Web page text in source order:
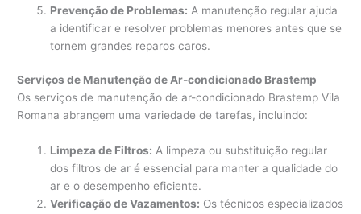
Prevenção de Problemas: A manutenção regular ajuda
a identificar e resolver problemas menores antes que se
tornem grandes reparos caros.
Serviços de Manutenção de Ar-condicionado Brastemp
Os serviços de manutenção de ar-condicionado Brastemp Vila
Romana abrangem uma variedade de tarefas, incluindo:
Limpeza de Filtros: A limpeza ou substituição regular
dos filtros de ar é essencial para manter a qualidade do
ar e o desempenho eficiente.
Verificação de Vazamentos: Os técnicos especializados